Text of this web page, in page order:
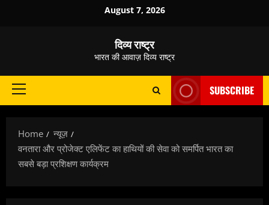
August 7, 2026
दिव्य राष्ट्र
भारत की आवाज़ दिव्य राष्ट्र
Primary
SUBSCRIBE
Home
न्यूज़
वनतारा और प्रोजेक्ट एलिफेंट का हाथियों की सेवा को समर्पित भारत का
सबसे बड़ा प्रशिक्षण कार्यक्रम